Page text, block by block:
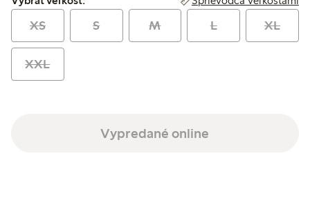
XS S M L XL
XXL
Vypredané online